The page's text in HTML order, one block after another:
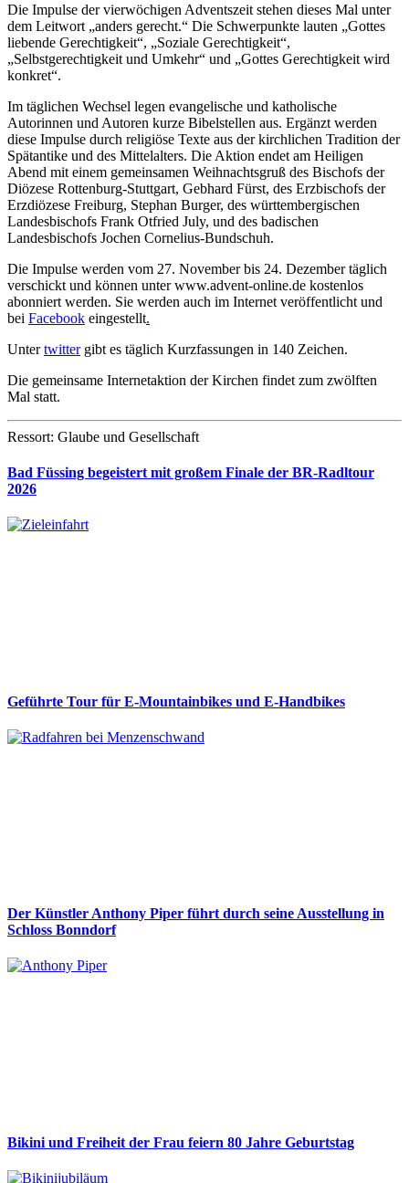
Die Impulse der vierwöchigen Adventszeit stehen dieses Mal unter
dem Leitwort „anders gerecht.“ Die Schwerpunkte lauten „Gottes
liebende Gerechtigkeit“, „Soziale Gerechtigkeit“,
„Selbstgerechtigkeit und Umkehr“ und „Gottes Gerechtigkeit wird
konkret“.
Im täglichen Wechsel legen evangelische und katholische
Autorinnen und Autoren kurze Bibelstellen aus. Ergänzt werden
diese Impulse durch religiöse Texte aus der kirchlichen Tradition der
Spätantike und des Mittelalters. Die Aktion endet am Heiligen
Abend mit einem gemeinsamen Weihnachtsgruß des Bischofs der
Diözese Rottenburg-Stuttgart, Gebhard Fürst, des Erzbischofs der
Erzdiözese Freiburg, Stephan Burger, des württembergischen
Landesbischofs Frank Otfried July, und des badischen
Landesbischofs Jochen Cornelius-Bundschuh.
Die Impulse werden vom 27. November bis 24. Dezember täglich
verschickt und können unter www.advent-online.de kostenlos
abonniert werden. Sie werden auch im Internet veröffentlicht und
bei Facebook eingestellt.
Untertwittergibt es täglich Kurzfassungen in 140 Zeichen.
Die gemeinsame Internetaktion der Kirchen findet zum zwölften
Mal statt.
Ressort: Glaube und Gesellschaft
Bad Füssing begeistert mit großem Finale der BR-Radltour
2026
Geführte Tour für E-Mountainbikes und E-Handbikes
Der Künstler Anthony Piper führt durch seine Ausstellung in
Schloss Bonndorf
Bikini und Freiheit der Frau feiern 80 Jahre Geburtstag